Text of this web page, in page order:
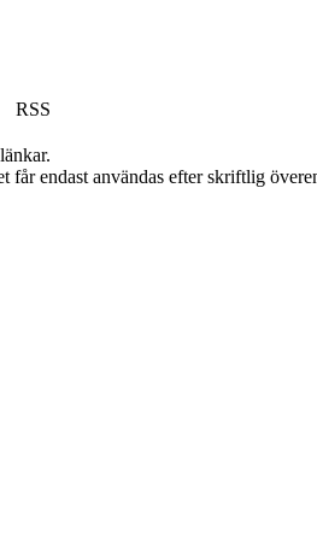
RSS
endast användas efter skriftlig